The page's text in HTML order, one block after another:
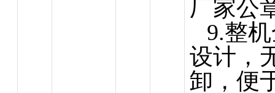
厂家公
9.整
设计，
卸，便